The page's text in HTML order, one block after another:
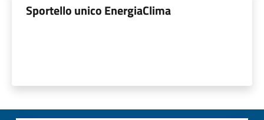
Sportello unico EnergiaClima